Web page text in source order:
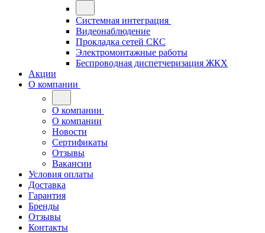
Системная интеграция
Видеонаблюдение
Прокладка сетей СКС
Электромонтажные работы
Беспроводная диспетчеризация ЖКХ
Акции
О компании
О компании
О компании
Новости
Сертификаты
Отзывы
Вакансии
Условия оплаты
Доставка
Гарантия
Бренды
Отзывы
Контакты